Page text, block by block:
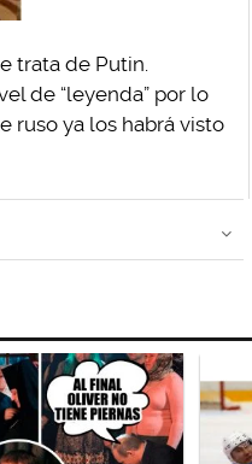
trata de Putin.
de “leyenda” por lo
ruso ya los habrá visto